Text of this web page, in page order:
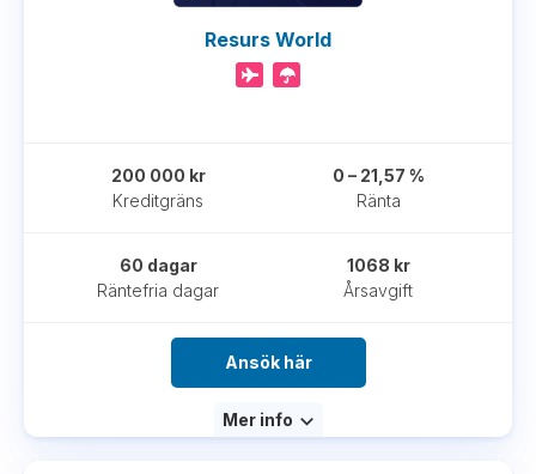
Resurs World
Kreditgräns
200 000 kr
Ränta
0 – 21,57 %
Räntefria dagar
60 dagar
Årsavgift
1068 kr
Ansök här
Mer info